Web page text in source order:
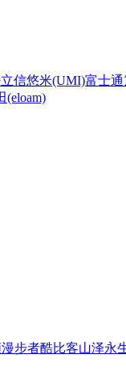
立信悠米(UMI)富士通
(eloam)
漫步者酷比客山泽永